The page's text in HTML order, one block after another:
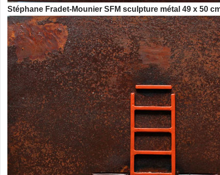
Stéphane Fradet-Mounier SFM sculpture métal 49 x 50